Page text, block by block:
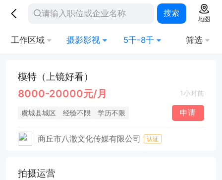
搜索
地图
工作区域 摄影影视 5千-8千 筛选
模特（上镜好看）
8000-20000元/月 1小时前
虞城县城区 经验不限 学历不限 申请
商丘市八澈文化传媒有限公司 认证
拍摄运营